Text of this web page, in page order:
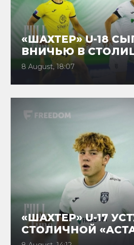
«ШАХТЕР» U-18
ВНИЧЬЮ В
8 August, 18:07
«ШАХТЕР» U-17
СТОЛИЧНОЙ